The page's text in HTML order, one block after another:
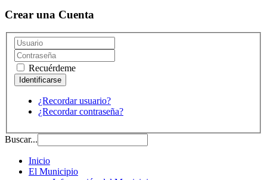
Crear una Cuenta
Recuérdeme
¿Recordar usuario?
¿Recordar contraseña?
Buscar...
Inicio
El Municipio